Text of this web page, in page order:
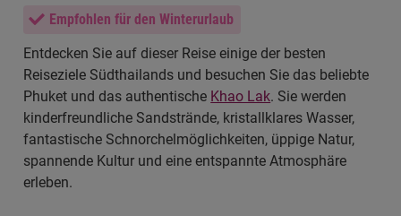
Empfohlen für den Winterurlaub
Entdecken Sie auf dieser Reise einige der besten
Reiseziele Südthailands und besuchen Sie das beliebte
Phuket und das authentische Khao Lak. Sie werden
kinderfreundliche Sandstrände, kristallklares Wasser,
fantastische Schnorchelmöglichkeiten, üppige Natur,
spannende Kultur und eine entspannte Atmosphäre
erleben.